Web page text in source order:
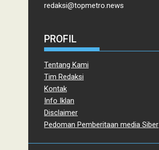
redaksi@topmetro.news
PROFIL
Tentang Kami
Tim Redaksi
Kontak
Info Iklan
Disclaimer
Pedoman Pemberitaan media Siber